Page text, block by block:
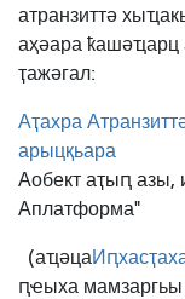
атранзиттә
аҳәара
ҭажәгал:
Аҭахра
арыцқьара
Аобект аҭыԥ азы,
Аплатформа"
(аҵәца
ԥҽыха